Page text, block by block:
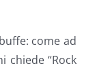
come ad
chiede “Rock